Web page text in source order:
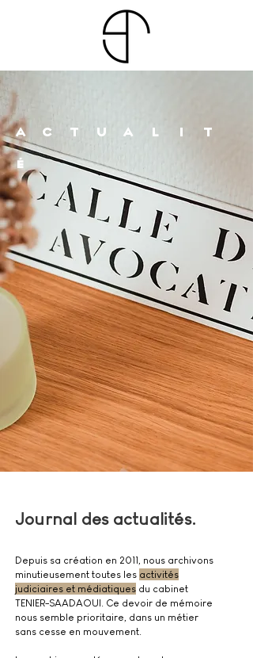
ACTUALIT
É
Journal des actualités.
Depuis sa création en 2011, nous archivons
minutieusement toutes les activités
judiciaires et médiatiques du cabinet
TENIER-SAADAOUI. Ce devoir de mémoire
nous semble prioritaire, dans un métier
sans cesse en mouvement.